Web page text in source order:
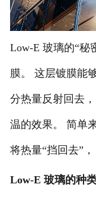
Low-E 玻璃的“秘
膜。 这层镀膜能
分热量反射回去
温的效果。 简单
将热量“挡回去”
Low-E 玻璃的种